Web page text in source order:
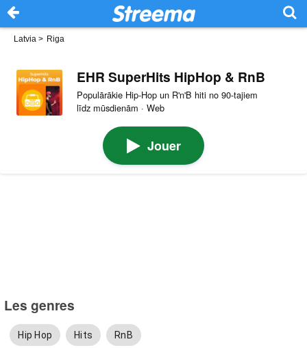
Latvia > Riga
EHR SuperHits HipHop & RnB
Populārākie Hip-Hop un R'n'B hiti no 90-tajiem
līdz mūsdienām · Web
Jouer
Les genres
Hip Hop Hits RnB